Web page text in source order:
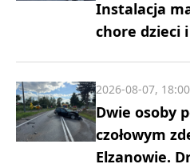
Instalacja
chore dzieci i
Dwie osoby
czołowym
Elzanowie.
2026-08-07, 18:00